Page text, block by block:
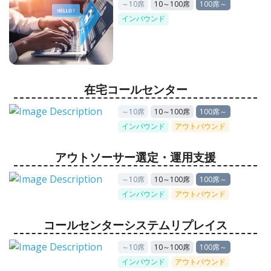
～10席 10～100席
100席～
インバウンド
在宅コールセンター
～10席 10～100席
100席～
インバウンド
アウトバウンド
アウトソーサー選定・運用支援
～10席 10～100席
100席～
インバウンド
アウトバウンド
コールセンターシステムリプレイス
～10席 10～100席
100席～
インバウンド
アウトバウンド